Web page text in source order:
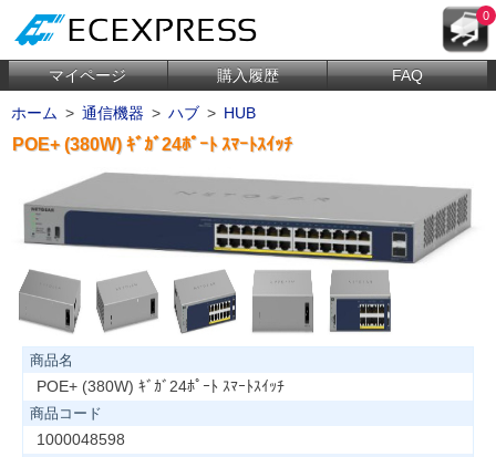
0
マイページ 購入履歴 FAQ
ホーム > 通信機器 > ハブ > HUB
POE+ (380W) ｷﾞｶﾞ24ﾎﾟｰﾄ ｽﾏｰﾄｽｲｯﾁ
商品名
POE+ (380W) ｷﾞｶﾞ24ﾎﾟｰﾄ ｽﾏｰﾄｽｲｯﾁ
商品コード
1000048598